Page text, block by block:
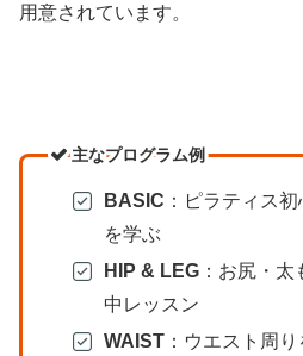
用意されています。
主なプログラム例
BASIC ：ピラティス
を学ぶ
HIP & LEG：お尻・太
中レッスン
WAIST：ウエスト周り